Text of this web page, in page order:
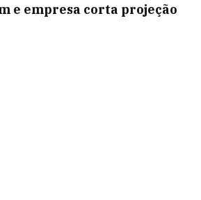
e empresa corta projeção